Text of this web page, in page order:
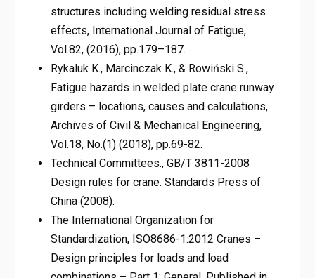
structures including welding residual stress
effects, International Journal of Fatigue,
Vol.82, (2016), pp.179–187.
Rykaluk K., Marcinczak K., & Rowiński S.,
Fatigue hazards in welded plate crane runway
girders – locations, causes and calculations,
Archives of Civil & Mechanical Engineering,
Vol.18, No.(1) (2018), pp.69-82.
Technical Committees., GB/T 3811-2008
Design rules for crane. Standards Press of
China (2008).
The International Organization for
Standardization, ISO8686-1:2012 Cranes –
Design principles for loads and load